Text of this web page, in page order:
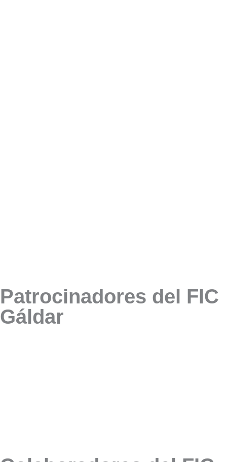
Patrocinadores del FIC
Gáldar